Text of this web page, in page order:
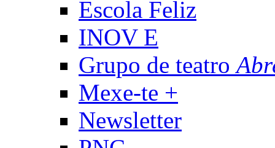
Escola Feliz
INOV E
Grupo de teatro
Mexe-te +
Newsletter